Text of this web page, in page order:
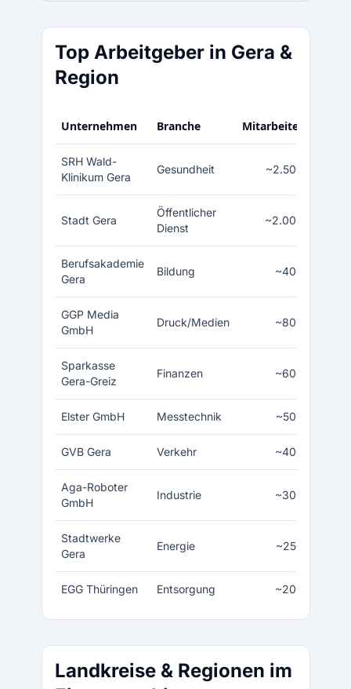
Top Arbeitgeber in Gera &
Region
Unternehmen Branche Mitarbeiter
SRH Wald-
Klinikum Gera
Gesundheit ~2.500
Stadt Gera
Öffentlicher
Dienst
~2.000
Berufsakademie
Gera
Bildung ~400
GGP Media
GmbH
Druck/Medien ~800
Sparkasse
Gera-Greiz
Finanzen ~600
Elster GmbH Messtechnik ~500
GVB Gera Verkehr ~400
Aga-Roboter
GmbH
Industrie ~300
Stadtwerke
Gera
Energie ~250
EGG Thüringen Entsorgung ~200
Landkreise & Regionen im